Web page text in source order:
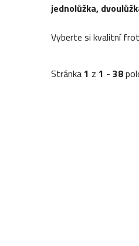
jednolůžka,
Vyberte si kvalitní
Stránka1 z1 -38